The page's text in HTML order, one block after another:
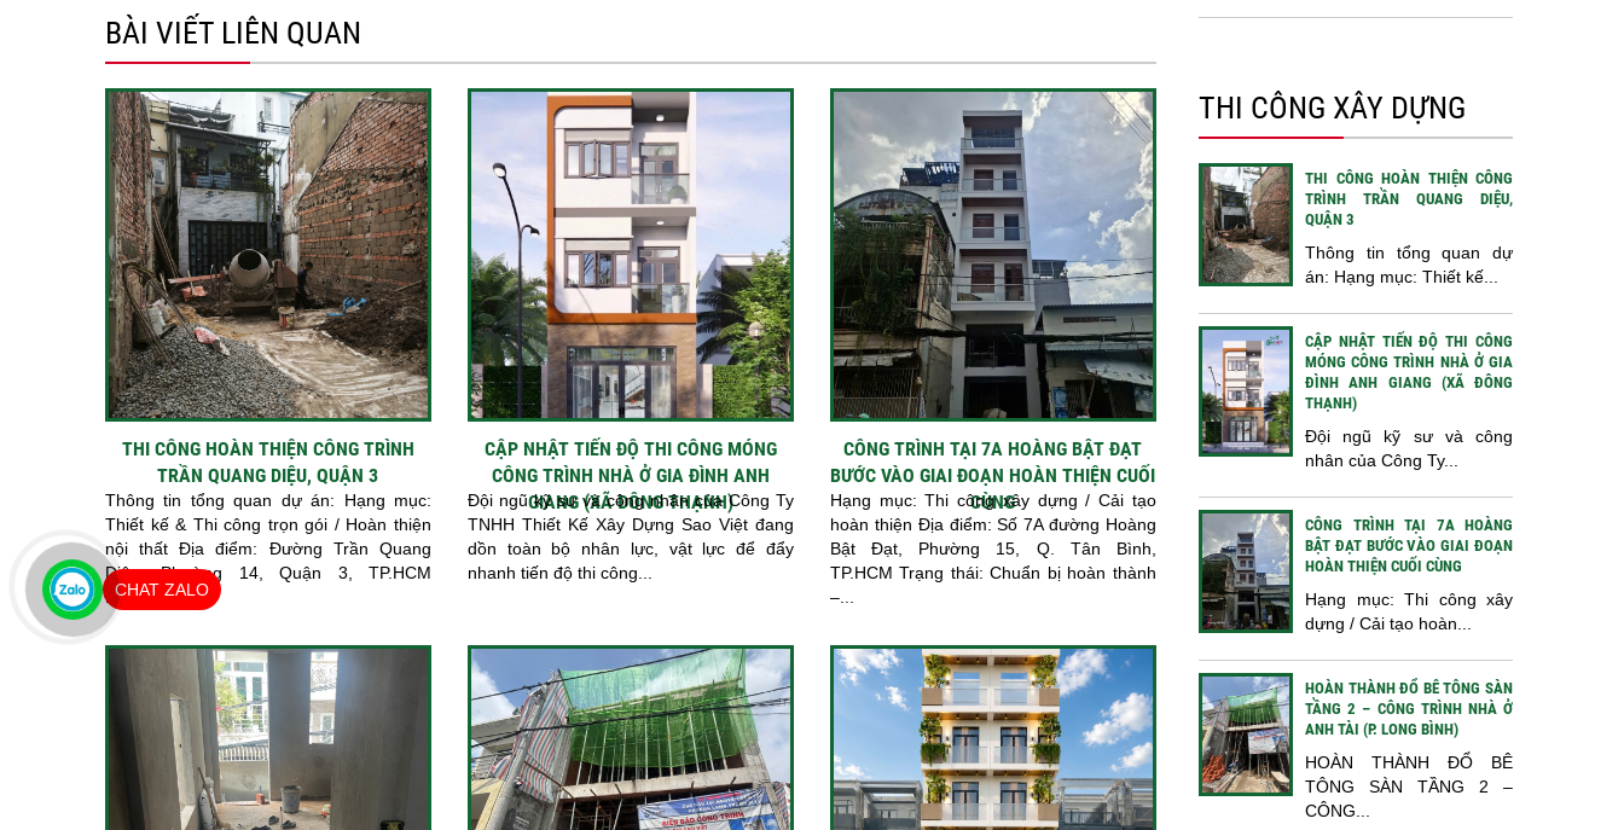
BÀI VIẾT LIÊN QUAN
THI CÔNG HOÀN THIỆN CÔNG TRÌNH
TRẦN QUANG DIỆU, QUẬN 3
Thông tin tổng quan dự án: Hạng mục:
Thiết kế & Thi công trọn gói / Hoàn thiện
nội thất Địa điểm: Đường Trần Quang
Diệu, Phường 14, Quận 3, TP.HCM
Phong...
CẬP NHẬT TIẾN ĐỘ THI CÔNG MÓNG
CÔNG TRÌNH NHÀ Ở GIA ĐÌNH ANH
GIANG (XÃ ĐÔNG THẠNH)
Đội ngũ kỹ sư và công nhân của Công Ty
TNHH Thiết Kế Xây Dựng Sao Việt đang
dồn toàn bộ nhân lực, vật lực để đẩy
nhanh tiến độ thi công...
CÔNG TRÌNH TẠI 7A HOÀNG BẬT ĐẠT
BƯỚC VÀO GIAI ĐOẠN HOÀN THIỆN CUỐI
CÙNG
Hạng mục: Thi công xây dựng / Cải tạo
hoàn thiện Địa điểm: Số 7A đường Hoàng
Bật Đạt, Phường 15, Q. Tân Bình,
TP.HCM Trạng thái: Chuẩn bị hoàn thành
–...
THI CÔNG XÂY DỰNG
THI CÔNG HOÀN THIỆN CÔNG
TRÌNH TRẦN QUANG DIỆU,
QUẬN 3
Thông tin tổng quan dự
án: Hạng mục: Thiết kế...
CẬP NHẬT TIẾN ĐỘ THI CÔNG
MÓNG CÔNG TRÌNH NHÀ Ở GIA
ĐÌNH ANH GIANG (XÃ ĐÔNG
THẠNH)
Đội ngũ kỹ sư và công
nhân của Công Ty...
CÔNG TRÌNH TẠI 7A HOÀNG
BẬT ĐẠT BƯỚC VÀO GIAI ĐOẠN
HOÀN THIỆN CUỐI CÙNG
Hạng mục: Thi công xây
dựng / Cải tạo hoàn...
HOÀN THÀNH ĐỔ BÊ TÔNG SÀN
TẦNG 2 – CÔNG TRÌNH NHÀ Ở
ANH TÀI (P. LONG BÌNH)
HOÀN THÀNH ĐỔ BÊ
TÔNG SÀN TẦNG 2 –
CÔNG...
CHAT ZALO